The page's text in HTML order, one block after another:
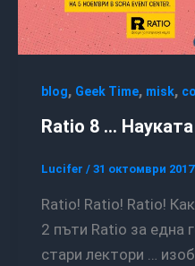
blog, Geek Time, misk,
Ratio 8 …
Lucifer / 31 октомври 2017
Ratio! Ratio! Ratio! Какво по-добро от Ratio?
2 пъти Ratio за една
стари лектори …